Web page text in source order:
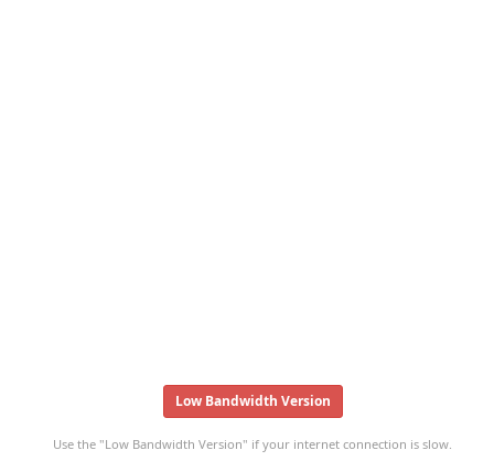
Low Bandwidth Version
Use the "Low Bandwidth Version" if your internet connection is slow.